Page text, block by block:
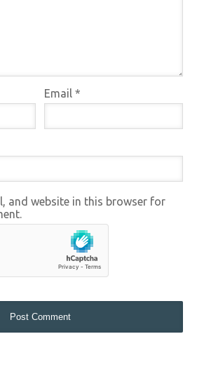
Email*
and website in this browser for